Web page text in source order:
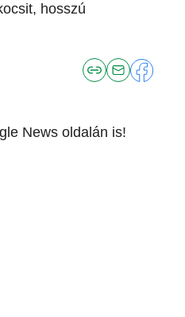
hosszú
News oldalán is!